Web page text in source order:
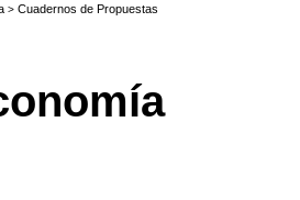
> Cuadernos de Propuestas